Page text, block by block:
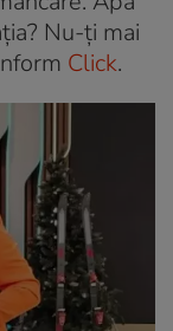
Nu-ți mai
Click.